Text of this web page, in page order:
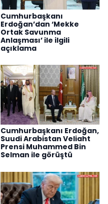
Cumhurbaşkanı
Erdoğan’dan ‘Mekke
Ortak Savunma
Anlaşması’ ile ilgili
açıklama
Cumhurbaşkanı Erdoğan,
Suudi Arabistan Veliaht
Prensi Muhammed Bin
Selman ile görüştü